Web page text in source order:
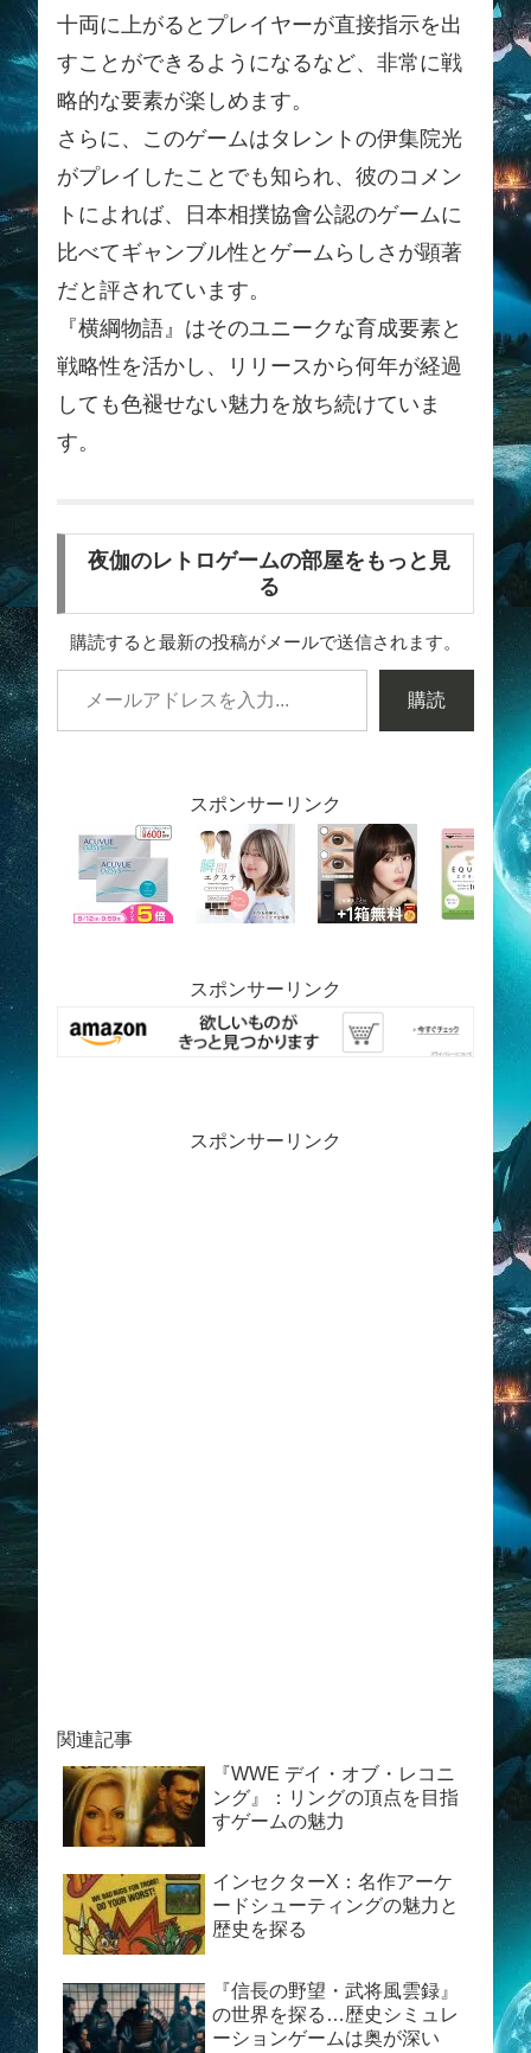
十両に上がるとプレイヤーが直接指示を出
すことができるようになるなど、非常に戦
略的な要素が楽しめます。
さらに、このゲームはタレントの伊集院光
がプレイしたことでも知られ、彼のコメン
トによれば、日本相撲協會公認のゲームに
比べてギャンブル性とゲームらしさが顕著
だと評されています。
『横綱物語』はそのユニークな育成要素と
戦略性を活かし、リリースから何年が経過
しても色褪せない魅力を放ち続けていま
す。
夜伽のレトロゲームの部屋をもっと見
る
購読すると最新の投稿がメールで送信されます。
購読
スポンサーリンク
スポンサーリンク
スポンサーリンク
関連記事
『WWE デイ・オブ・レコニ
ング』：リングの頂点を目指
すゲームの魅力
インセクターX：名作アーケ
ードシューティングの魅力と
歴史を探る
『信長の野望・武将風雲録』
の世界を探る…歴史シミュレ
ーションゲームは奥が深い